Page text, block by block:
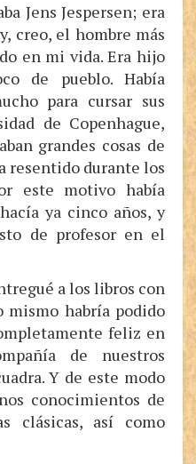
Jens Jespersen; era
creo, el hombre más
en mi vida. Era hijo
de pueblo. Había
para cursar sus
de Copenhague,
grandes cosas de
resentido durante los
este motivo había
ya cinco años, y
de profesor en el
a los libros con
mismo habría podido
feliz en
de nuestros
Y de este modo
conocimientos de
clásicas, así como